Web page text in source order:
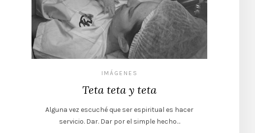
IMÁGENES
Teta teta y teta
Alguna vez escuché que ser espiritual es hacer
servicio. Dar. Dar por el simple hecho…